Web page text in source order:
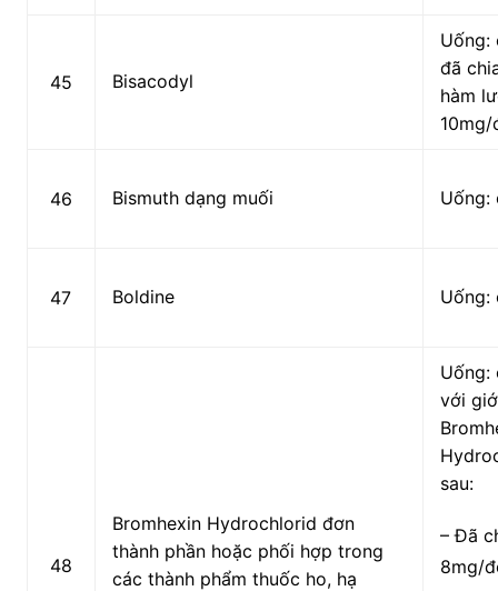
45 Bisacodyl
Uống:
đã
hàm
46 Bismuth dạng muối Uống:
47 Boldine Uống:
48
Bromhexin Hydrochlorid đơn
thành phần hoặc phối hợp trong
các thành phẩm thuốc ho, hạ
Uống:
với
sau:
– Đã
8mg/